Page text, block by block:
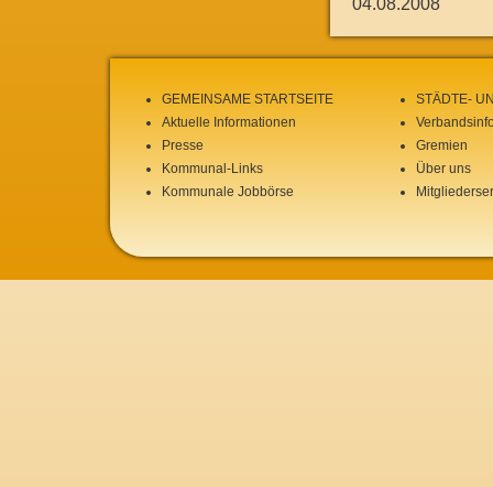
GEMEINSAME STARTSEITE
Aktuelle Informationen
Presse
Kommunal-Links
Kommunale Jobbörse
STÄDTE-
Gremien
Über uns